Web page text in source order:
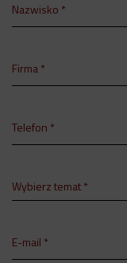
Nazwisko *
Firma *
Telefon *
Wybierz temat *
E-mail *